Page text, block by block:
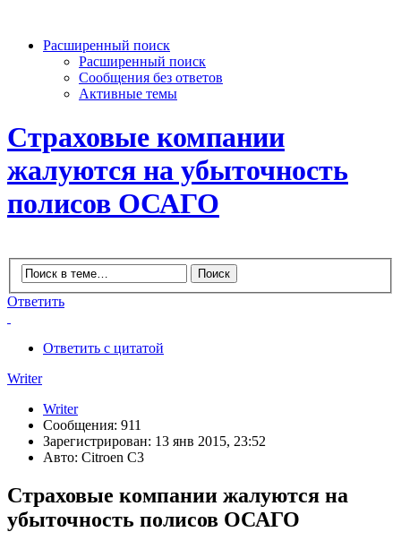
Расширенный поиск
Расширенный поиск
Сообщения без ответов
Активные темы
Страховые компании
жалуются на убыточность
полисов ОСАГО
Ответить
Ответить с цитатой
Writer
Writer
Сообщения: 911
Зарегистрирован: 13 янв 2015, 23:52
Авто: Citroen C3
Страховые компании жалуются на
убыточность полисов ОСАГО